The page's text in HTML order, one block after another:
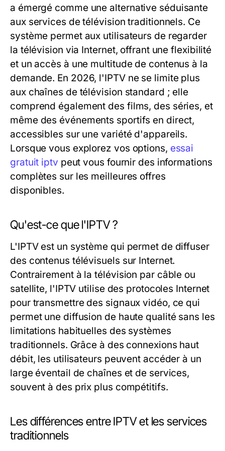
a émergé comme une alternative séduisante
aux services de télévision traditionnels. Ce
système permet aux utilisateurs de regarder
la télévision via Internet, offrant une flexibilité
et un accès à une multitude de contenus à la
demande. En 2026, l'IPTV ne se limite plus
aux chaînes de télévision standard ; elle
comprend également des films, des séries, et
même des événements sportifs en direct,
accessibles sur une variété d'appareils.
Lorsque vous explorez vos options, essai
gratuit iptv peut vous fournir des informations
complètes sur les meilleures offres
disponibles.
Qu'est-ce que l'IPTV ?
L'IPTV est un système qui permet de diffuser
des contenus télévisuels sur Internet.
Contrairement à la télévision par câble ou
satellite, l'IPTV utilise des protocoles Internet
pour transmettre des signaux vidéo, ce qui
permet une diffusion de haute qualité sans les
limitations habituelles des systèmes
traditionnels. Grâce à des connexions haut
débit, les utilisateurs peuvent accéder à un
large éventail de chaînes et de services,
souvent à des prix plus compétitifs.
Les différences entre IPTV et les services
traditionnels